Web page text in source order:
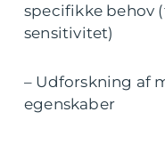
specifikke behov
sensitivitet)
– Udforskning af
egenskaber